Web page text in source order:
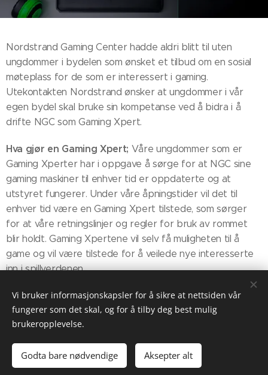
Nordstrand Gaming Center hadde aldri blitt til uten
ungdommer i bydelen som ønsket et tilbud om en sosial
møteplass for de som er interessert i gaming.
Utekontakten Nordstrand ønsker at ungdommer i vår
egen bydel skal bruke sin kompetanse ved å bidra i å
drifte NGC som Gaming Xpert.
Hva gjør en Gaming Xpert; Våre ungdommer som er
Gaming Xperter har i oppgave å sørge for at NGC sine
gaming maskiner til enhver tid er oppdaterte og at
utstyret fungerer. Under våre åpningstider vil det til
enhver tid være en Gaming Xpert tilstede, som sørger
for at våre retningslinjer og regler for bruk av rommet
blir holdt. Gaming Xpertene vil selv få muligheten til å
game og vil være tilstede for å veilede nye interesserte
inn i spillverdenen.
Besøksadresse: Langbølgen 2 A, 1150 Oslo
Informasjonskapsler
Vi bruker informasjonskapsler for å sikre at nettsiden vår
fungerer som det skal, og for å tilby deg best mulig
brukeropplevelse.
Godta bare nødvendige Aksepter alt